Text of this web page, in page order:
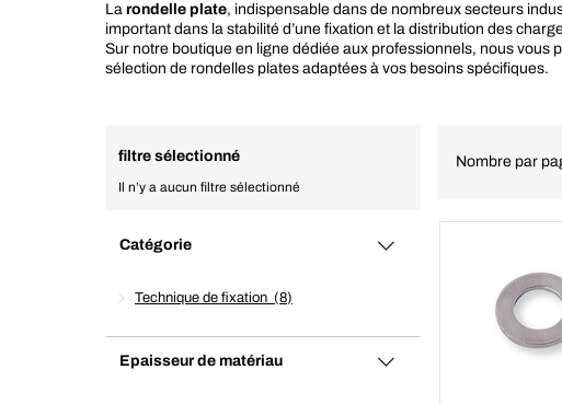
La rondelle plate, indispensable dans de nombreux secteurs
important dans la stabilité d’une fixation et la distribution des
Sur notre boutique en ligne dédiée aux professionnels, nous vous
sélection de rondelles plates adaptées à vos besoins spécifiques.
filtre sélectionné
Il n’y a aucun filtre sélectionné
Catégorie
Technique de fixation 8
Epaisseur de matériau
Nombre par